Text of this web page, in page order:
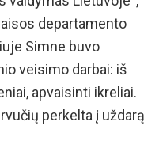
departamento
Simne buvo
veisimo darbai: iš
apvaisinti ikreliai.
perkelta į uždarą